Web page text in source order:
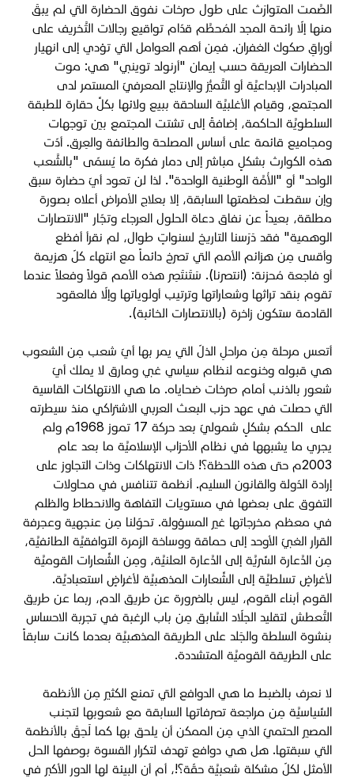
الصَّمت المتوارَث على طول صرخات نفوق الحضارة التي لم يبقَ
منها إلّا رائحة المجد المُحطَّم قدّام تواقيع رجالات التَّخريف على
أوراقِ صكوك الغفران. فمِن أهم العوامل التي تؤدي إلى انهيار
الحضارات العريقة حسب إيمان "أرنولد توينبي" هي: موت
المبادرات الإبداعيَّة أو التَّميُّز والإنتاج المعرفيّ المستمر لدى
المجتمع، وقيام الأغلبيَّة الساحقة ببيع ولائها بكلِّ حقارة للطبقة
السلطويَّة الحاكمة، إضافةً إلى تشتت المجتمع بين توجهات
ومجاميع قائمة على أساس المصلحة والطائفة والعِرق. أدّت
هذه الكوارث بشكلٍ مباشر إلى دمار فكرة ما يُسمّى "بالشَّعب
الواحد" أو "الأُمَّة الوطنية الواحدة". لذا لن تعود أيّ حضارة سبق
وإن سقطت لعظمتها السابقة، إلا بعلاج الأمراض أعلاه بصورة
مطلقة، بعيداً عن نفاق دعاة الحلول العرجاء وتجّار "الانتصارات
الوهمية" فقد دَرَسنا التاريخ لسنواتٍ طوال، لم نقرأ أفظع
وأقسى مِن هزائم الأمم التي تصرخ دائماً مع انتهاء كلّ هزيمة
أو فاجعة مُحزنة: (انتصرنا). سَتَنتَصِر هذه الأمم قولاً وفعلاً عندما
تقوم بنقد تراثها وشعاراتها وترتيب أولوياتها وإلّا فالعقود
القادمة ستكون زاخرة (بالانتصارات الخائبة).
أتعس مرحلة مِن مراحلِ الذلّ التي يمر بها أيّ شعب مِن الشعوب
هي قبوله وخنوعه لنظام سياسي غبي ومارق لا يملك أيّ
شعور بالذنب أمام صرخات ضحاياه. ما هي الانتهاكات القاسية
التي حصلت في عهد حزب البعث العربي الاشتراكي منذ سيطرته
على الحكم بشكلٍ شموليّ بعد حركة 17 تموز 1968م ولم
يجري ما يشبهها في نظام الأحزاب الإسلاميَّة ما بعد عام
2003م حتى هذه اللحظة؟! ذات الانتهاكات وذات التجاوز على
إرادة الدّولة والقانون السليم. أنظمة تتنافس في محاولات
التفوق على بعضها في مستويات التفاهة والانحطاط والظلم
في معظم مخرجاتها غير المسؤولة. تحوّلنا مِن عنجهية وعجرفة
القرار الغبيّ الأوحد إلى حماقة ووساخة الزمرة التوافقيَّة الطائفيَّة،
مِن الدَّعارة السِّريَّة إلى الدَّعارة العلنيَّة، ومِن الشِّعارات القوميَّة
لأغراضٍ تسلطيَّة إلى الشِّعارات المذهبيَّة لأغراضٍ استعباديَّة.
القوم أبناء القوم، ليس بالضرورة عن طريق الدم، ربما عن طريق
التَّعطش لتقليد الجلّاد السَّابق مِن باب الرغبة في تجربة الاحساس
بنشوة السلطة والجَلد على الطريقة المذهبيَّة بعدما كانت سابقاً
على الطريقة القوميَّة المتشددة.
لا نعرف بالضبط ما هي الدوافع التي تمنع الكثير مِن الأنظمة
السِّياسيَّة مِن مراجعة تصرفاتها السابقة مع شعوبها لتجنب
المصير الحتميّ الذي مِن الممكن أن يلحق بها كما لَحِقَ بالأنظمة
التي سبقتها. هل هي دوافع تهدف لتكرار القسوة بوصفها الحل
الأمثل لكلّ مشكلة شعبيَّة حقّة؟!، أم أن البيئة لها الدور الأكبر في